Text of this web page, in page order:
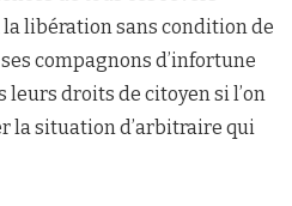
libération sans condition de
compagnons d’infortune
leurs droits de citoyen si l’on
la situation d’arbitraire qui